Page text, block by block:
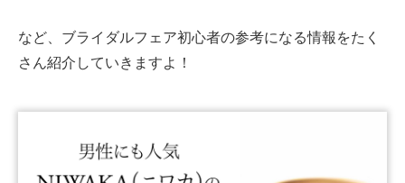
など、ブライダルフェア初心者の参考になる情報をたく
さん紹介していきますよ！